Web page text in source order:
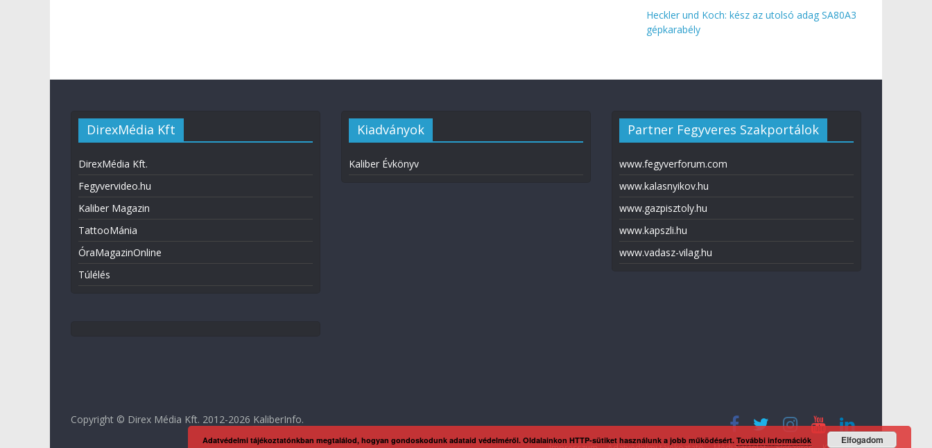
Heckler und Koch: kész az utolsó adag SA80A3
gépkarabély
DirexMédia Kft
DirexMédia Kft.
Fegyvervideo.hu
Kaliber Magazin
TattooMánia
ÓraMagazinOnline
Túlélés
Kiadványok
Kaliber Évkönyv
Partner Fegyveres Szakportálok
www.fegyverforum.com
www.kalasnyikov.hu
www.gazpisztoly.hu
www.kapszli.hu
www.vadasz-vilag.hu
Copyright © Direx Média Kft. 2012-2026 KaliberInfo.
Adatvédelmi tájékoztatónkban megtalálod, hogyan gondoskodunk adataid védelméről. Oldalainkon HTTP-sütiket használunk a jobb működésért. További információk Elfogadom